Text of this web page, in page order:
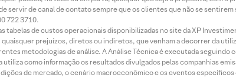
servir de canal de contato sempre que os clientes que não se
722 3710.
tabelas de custos operacionais disponibilizadas no site da XP
prejuízos, diretos ou indiretos, que venham a decorrer da
metodologias de análise. A Análise Técnica é executada
como informação os resultados divulgados pelas companhias
de mercado, o cenário macroeconômico e os eventos